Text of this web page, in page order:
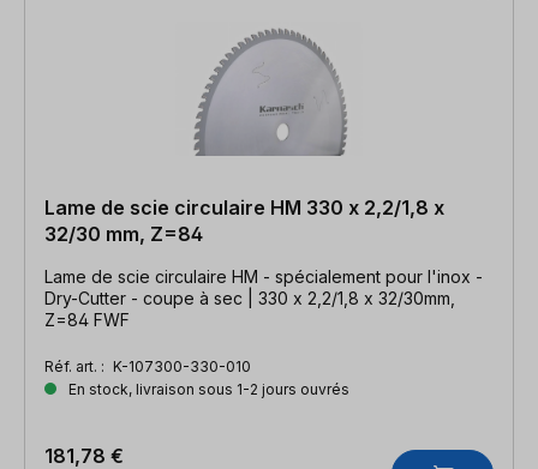
Lame de scie circulaire HM 330 x 2,2/1,8 x
32/30 mm, Z=84
Lame de scie circulaire HM - spécialement pour l'inox -
Dry-Cutter - coupe à sec | 330 x 2,2/1,8 x 32/30mm,
Z=84 FWF
Réf. art. : K-107300-330-010
En stock, livraison sous 1-2 jours ouvrés
181,78 €